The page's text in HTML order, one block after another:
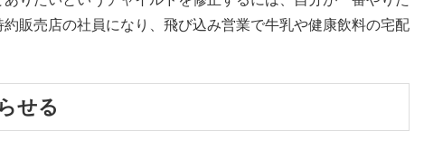
販売店の社員になり、飛び込み営業で牛乳や健康飲料の宅配
せる